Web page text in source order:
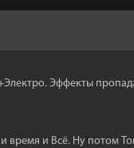
Эффекты
время и Всё. Ну потом